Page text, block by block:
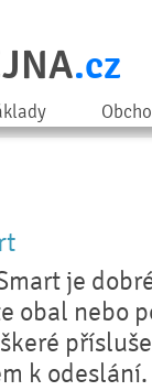
.cz
je
obal nebo
k odeslání.